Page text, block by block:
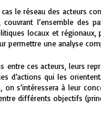
cas le réseau des acteurs
couvrant l’ensemble des
locaux et
permettre une analyse
entre ces acteurs, leurs
d’actions qui les
on s’intéressera à leur
différents objectifs